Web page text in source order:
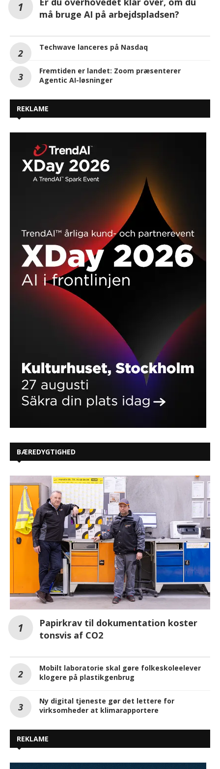
må bruge AI på arbejdspladsen?
Techwave lanceres på Nasdaq
Fremtiden er landet: Zoom præsenterer
Agentic AI-løsninger
REKLAME
BÆREDYGTIGHED
Papirkrav til dokumentation koster
tonsvis af CO2
Mobilt laboratorie skal gøre folkeskoleelever
klogere på plastikgenbrug
Ny digital tjeneste gør det lettere for
virksomheder at klimarapportere
REKLAME